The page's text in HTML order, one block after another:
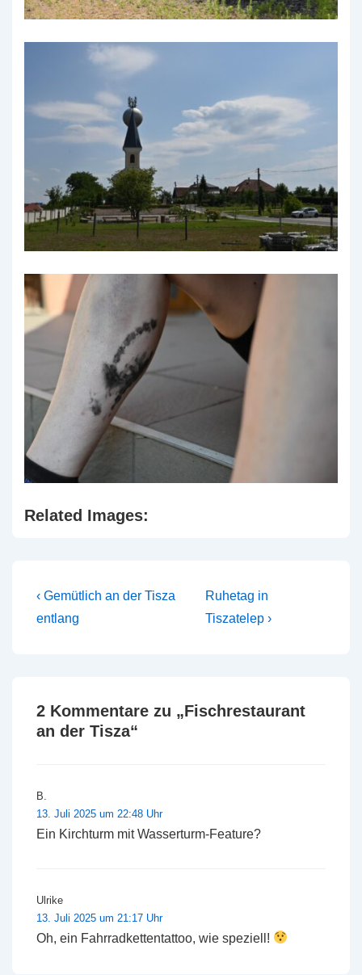
Related Images:
Beitragsnavigation
Vorheriger
Beitrag
‹ Gemütlich an der Tisza
entlang
Nächster
Beitrag
Ruhetag in
Tiszatelep ›
2 Kommentare zu „Fischrestaurant
an der Tisza“
B.
13. Juli 2025 um 22:48 Uhr
Ein Kirchturm mit Wasserturm-Feature?
Ulrike
13. Juli 2025 um 21:17 Uhr
Oh, ein Fahrradkettentattoo, wie speziell!